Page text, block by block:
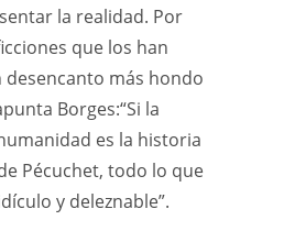
la realidad. Por
que los han
desencanto más hondo
Borges:“Si la
es la historia
Pécuchet, todo lo que
y deleznable”.